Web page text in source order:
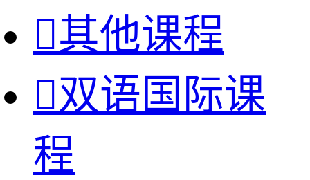
其他课程
双语国际课
程